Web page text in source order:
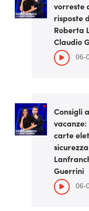
vorreste
risposte
Roberta
Claudio
06-
Consigli
vacanze:
carte
Guerrini
06-